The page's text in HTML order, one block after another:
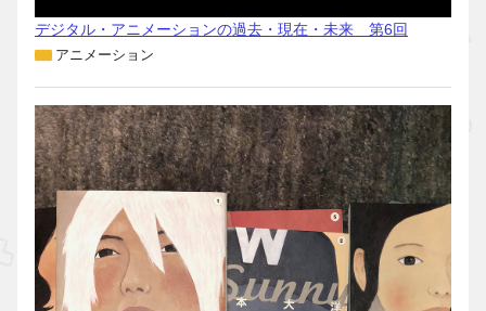
デジタル・アニメーションの過去・現在・未来 第6回
アニメーション